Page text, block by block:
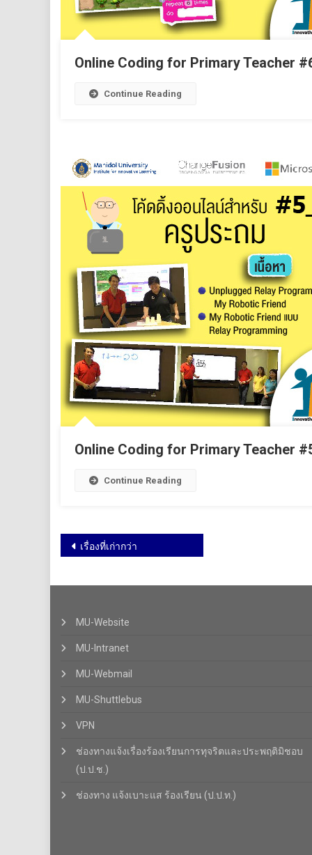
Online Coding for Primary Teacher
Continue Reading
Online Coding for Primary Teacher
Continue Reading
เรื่องที่เก่ากว่า
MU-Website
MU-Intranet
MU-Webmail
MU-Shuttlebus
VPN
ช่องทางแจ้งเรื่องร้องเรียนการทุจริตและประพฤติมิชอบ
(ป.ป.ช.)
ช่องทาง แจ้งเบาะแส ร้องเรียน (ป.ป.ท.)